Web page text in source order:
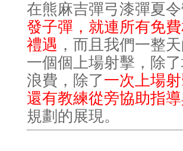
在熊麻吉彈弓漆彈夏
發子彈 ， 就連所有免
禮遇 ， 而且我們一整
一個個上場射擊 ， 除
浪費 ， 除了一次上場
還有教練從旁協助指
規劃的展現。